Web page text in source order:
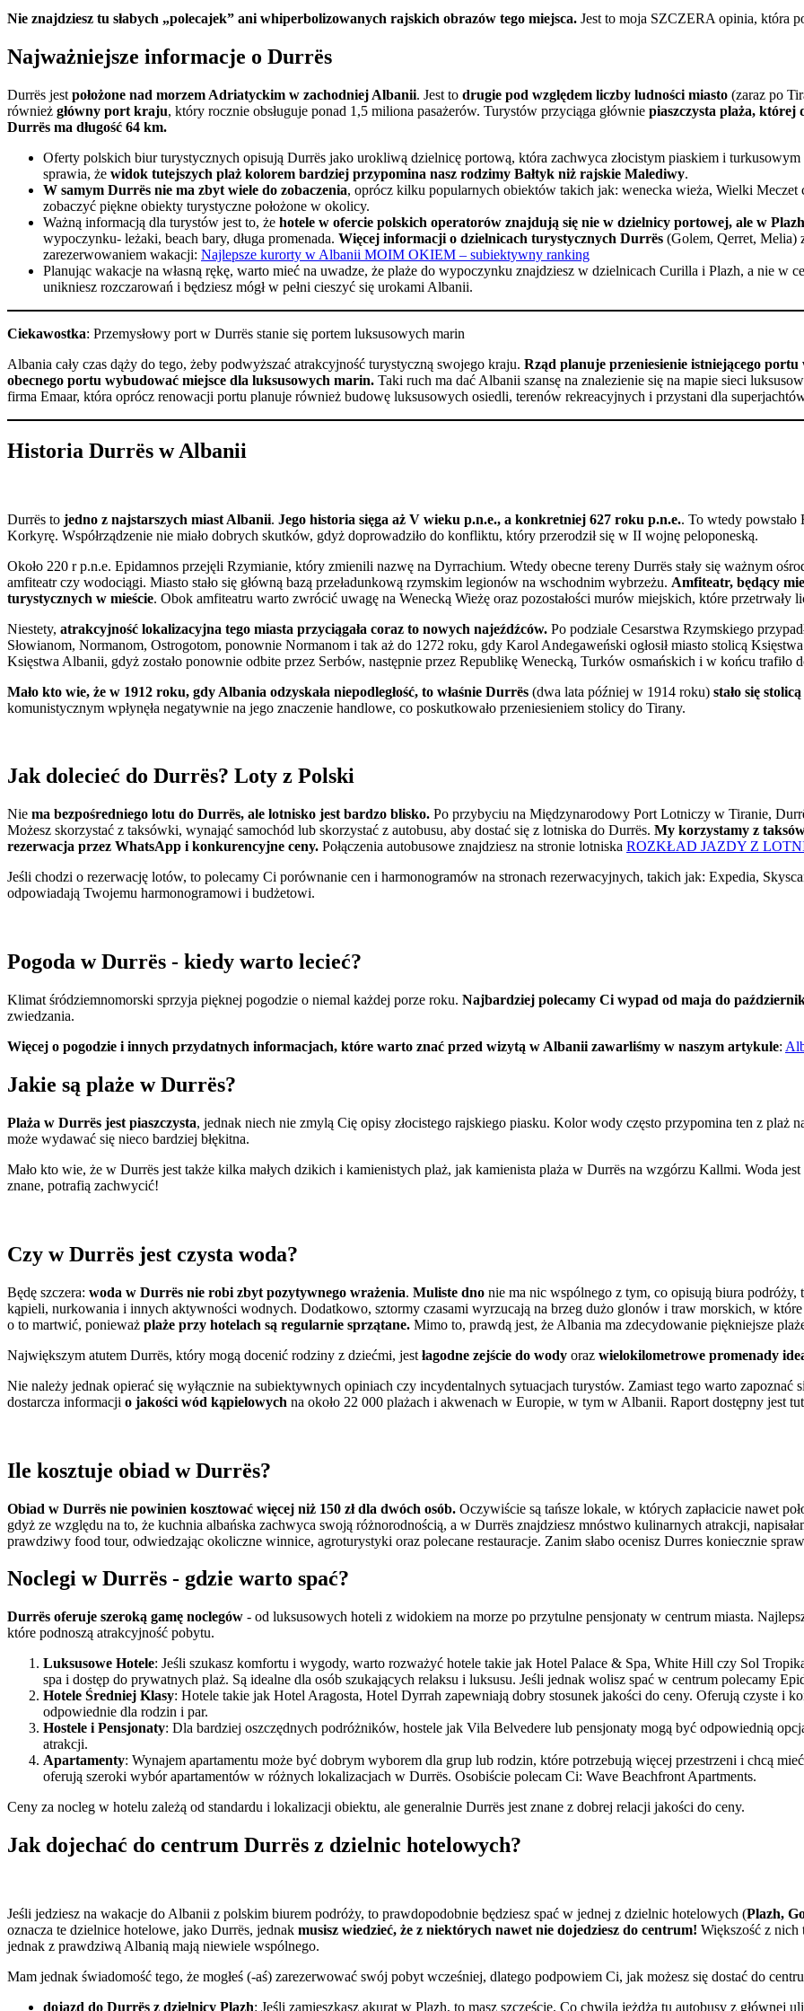
Nie znajdziesz tu słabych „polecajek” ani whiperbolizowanych rajskich obrazów tego miejsca. Jest to moja SZCZERA opinia, która
Najważniejsze informacje o Durrës
Durrës jest położone nad morzem Adriatyckim w zachodniej Albanii. Jest to drugie pod względem liczby ludności miasto (zaraz po
również główny port kraju, który rocznie obsługuje ponad 1,5 miliona pasażerów. Turystów przyciąga głównie piaszczysta plaża, której
Durrës ma długość 64 km.
Oferty polskich biur turystycznych opisują Durrës jako urokliwą dzielnicę portową, która zachwyca złocistym piaskiem i
sprawia, że widok tutejszych plaż kolorem bardziej przypomina nasz rodzimy Bałtyk niż rajskie Malediwy.
W samym Durrës nie ma zbyt wiele do zobaczenia, oprócz kilku popularnych obiektów takich jak: wenecka wieża, Wielki Meczet
zobaczyć piękne obiekty turystyczne położone w okolicy.
Ważną informacją dla turystów jest to, że hotele w ofercie polskich operatorów znajdują się nie w dzielnicy portowej, ale w
wypoczynku- leżaki, beach bary, długa promenada. Więcej informacji o dzielnicach turystycznych Durrës (Golem, Qerret, Melia)
zarezerwowaniem wakacji: Najlepsze kurorty w Albanii MOIM OKIEM – subiektywny ranking
Planując wakacje na własną rękę, warto mieć na uwadze, że plaże do wypoczynku znajdziesz w dzielnicach Curilla i Plazh, a nie w
unikniesz rozczarowań i będziesz mógł w pełni cieszyć się urokami Albanii.
Ciekawostka: Przemysłowy port w Durrës stanie się portem luksusowych marin
Albania cały czas dąży do tego, żeby podwyższać atrakcyjność turystyczną swojego kraju. Rząd planuje przeniesienie istniejącego
obecnego portu wybudować miejsce dla luksusowych marin. Taki ruch ma dać Albanii szansę na znalezienie się na mapie sieci
firma Emaar, która oprócz renowacji portu planuje również budowę luksusowych osiedli, terenów rekreacyjnych i przystani dla
Historia Durrës w Albanii
Durrës to jedno z najstarszych miast Albanii. Jego historia sięga aż V wieku p.n.e., a konkretniej 627 roku p.n.e.. To wtedy
Korkyrę. Współrządzenie nie miało dobrych skutków, gdyż doprowadziło do konfliktu, który przerodził się w II wojnę peloponeską.
Około 220 r p.n.e. Epidamnos przejęli Rzymianie, który zmienili nazwę na Dyrrachium. Wtedy obecne tereny Durrës stały się ważnym
amfiteatr czy wodociągi. Miasto stało się główną bazą przeładunkową rzymskim legionów na wschodnim wybrzeżu. Amfiteatr, będący
turystycznych w mieście. Obok amfiteatru warto zwrócić uwagę na Wenecką Wieżę oraz pozostałości murów miejskich, które przetrwały
Niestety, atrakcyjność lokalizacyjna tego miasta przyciągała coraz to nowych najeźdźców. Po podziale Cesarstwa Rzymskiego
Słowianom, Normanom, Ostrogotom, ponownie Normanom i tak aż do 1272 roku, gdy Karol Andegaweński ogłosił miasto stolicą
Księstwa Albanii, gdyż zostało ponownie odbite przez Serbów, następnie przez Republikę Wenecką, Turków osmańskich i w końcu trafiło
Mało kto wie, że w 1912 roku, gdy Albania odzyskała niepodległość, to właśnie Durrës (dwa lata później w 1914 roku) stało się
komunistycznym wpłynęła negatywnie na jego znaczenie handlowe, co poskutkowało przeniesieniem stolicy do Tirany.
Jak dolecieć do Durrës? Loty z Polski
Nie ma bezpośredniego lotu do Durrës, ale lotnisko jest bardzo blisko. Po przybyciu na Międzynarodowy Port Lotniczy w Tiranie,
Możesz skorzystać z taksówki, wynająć samochód lub skorzystać z autobusu, aby dostać się z lotniska do Durrës. My korzystamy z
rezerwacja przez WhatsApp i konkurencyjne ceny. Połączenia autobusowe znajdziesz na stronie lotniska ROZKŁAD JAZDY Z
Jeśli chodzi o rezerwację lotów, to polecamy Ci porównanie cen i harmonogramów na stronach rezerwacyjnych, takich jak: Expedia,
odpowiadają Twojemu harmonogramowi i budżetowi.
Pogoda w Durrës - kiedy warto lecieć?
Klimat śródziemnomorski sprzyja pięknej pogodzie o niemal każdej porze roku. Najbardziej polecamy Ci wypad od maja do
zwiedzania.
Więcej o pogodzie i innych przydatnych informacjach, które warto znać przed wizytą w Albanii zawarliśmy w naszym artykule:
Jakie są plaże w Durrës?
Plaża w Durrës jest piaszczysta, jednak niech nie zmylą Cię opisy złocistego rajskiego piasku. Kolor wody często przypomina ten z plaż
może wydawać się nieco bardziej błękitna.
Mało kto wie, że w Durrës jest także kilka małych dzikich i kamienistych plaż, jak kamienista plaża w Durrës na wzgórzu Kallmi. Woda
znane, potrafią zachwycić!
Czy w Durrës jest czysta woda?
Będę szczera: woda w Durrës nie robi zbyt pozytywnego wrażenia. Muliste dno nie ma nic wspólnego z tym, co opisują biura
kąpieli, nurkowania i innych aktywności wodnych. Dodatkowo, sztormy czasami wyrzucają na brzeg dużo glonów i traw morskich, w
o to martwić, ponieważ plaże przy hotelach są regularnie sprzątane. Mimo to, prawdą jest, że Albania ma zdecydowanie piękniejsze
Największym atutem Durrës, który mogą docenić rodziny z dziećmi, jest łagodne zejście do wody oraz wielokilometrowe promenady
Nie należy jednak opierać się wyłącznie na subiektywnych opiniach czy incydentalnych sytuacjach turystów. Zamiast tego warto zapoznać
dostarcza informacji o jakości wód kąpielowych na około 22 000 plażach i akwenach w Europie, w tym w Albanii. Raport dostępny jest
Ile kosztuje obiad w Durrës?
Obiad w Durrës nie powinien kosztować więcej niż 150 zł dla dwóch osób. Oczywiście są tańsze lokale, w których zapłacicie nawet
gdyż ze względu na to, że kuchnia albańska zachwyca swoją różnorodnością, a w Durrës znajdziesz mnóstwo kulinarnych atrakcji,
prawdziwy food tour, odwiedzając okoliczne winnice, agroturystyki oraz polecane restauracje. Zanim słabo ocenisz Durres koniecznie
Noclegi w Durrës - gdzie warto spać?
Durrës oferuje szeroką gamę noclegów - od luksusowych hoteli z widokiem na morze po przytulne pensjonaty w centrum miasta.
które podnoszą atrakcyjność pobytu.
Luksusowe Hotele: Jeśli szukasz komfortu i wygody, warto rozważyć hotele takie jak Hotel Palace & Spa, White Hill czy Sol
spa i dostęp do prywatnych plaż. Są idealne dla osób szukających relaksu i luksusu. Jeśli jednak wolisz spać w centrum polecamy
Hotele Średniej Klasy: Hotele takie jak Hotel Aragosta, Hotel Dyrrah zapewniają dobry stosunek jakości do ceny. Oferują czyste i
odpowiednie dla rodzin i par.
Hostele i Pensjonaty: Dla bardziej oszczędnych podróżników, hostele jak Vila Belvedere lub pensjonaty mogą być odpowiednią
atrakcji.
Apartamenty: Wynajem apartamentu może być dobrym wyborem dla grup lub rodzin, które potrzebują więcej przestrzeni i chcą
oferują szeroki wybór apartamentów w różnych lokalizacjach w Durrës. Osobiście polecam Ci: Wave Beachfront Apartments.
Ceny za nocleg w hotelu zależą od standardu i lokalizacji obiektu, ale generalnie Durrës jest znane z dobrej relacji jakości do ceny.
Jak dojechać do centrum Durrës z dzielnic hotelowych?
Jeśli jedziesz na wakacje do Albanii z polskim biurem podróży, to prawdopodobnie będziesz spać w jednej z dzielnic hotelowych (Plazh,
oznacza te dzielnice hotelowe, jako Durrës, jednak musisz wiedzieć, że z niektórych nawet nie dojedziesz do centrum! Większość z nich
jednak z prawdziwą Albanią mają niewiele wspólnego.
Mam jednak świadomość tego, że mogłeś (-aś) zarezerwować swój pobyt wcześniej, dlatego podpowiem Ci, jak możesz się dostać do
dojazd do Durrës z dzielnicy Plazh: Jeśli zamieszkasz akurat w Plazh, to masz szczęście. Co chwila jeżdżą tu autobusy z